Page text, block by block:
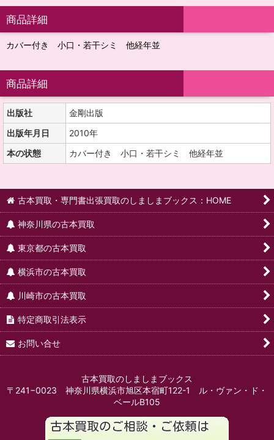
商品詳細
カバー付き 小口・若干シミ 他経年並
商品詳細
出版社
金剛出版
出版年月日
2010年
本の状態
カバー付き 小口・若干シミ 他経年並
古本買取・専門書出張買取のしましまブックス：HOME
神奈川県の古本買取
東京都の古本買取
横浜市の古本買取
川崎市の古本買取
特定商取引法表示
お問い合せ
古本買取のしましまブックス
〒241−0023 神奈川県横浜市旭区本宿町122-1 ル・ヴァン・ド・
ベールB105